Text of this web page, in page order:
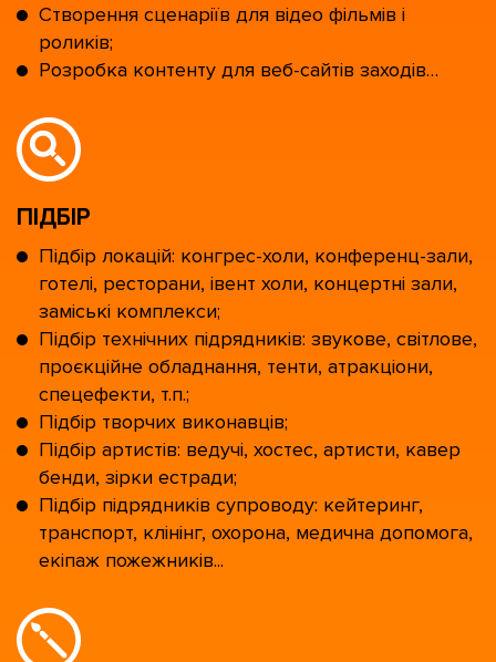
Створення сценаріїв для відео фільмів і
роликів;
Розробка контенту для веб-сайтів заходів…
ПІДБІР
Підбір локацій: конгрес-холи, конференц-зали,
готелі, ресторани, івент холи, концертні зали,
заміські комплекси;
Підбір технічних підрядників: звукове, світлове,
проєкційне обладнання, тенти, атракціони,
спецефекти, т.п.;
Підбір творчих виконавців;
Підбір артистів: ведучі, хостес, артисти, кавер
бенди, зірки естради;
Підбір підрядників супроводу: кейтеринг,
транспорт, клінінг, охорона, медична допомога,
екіпаж пожежників...